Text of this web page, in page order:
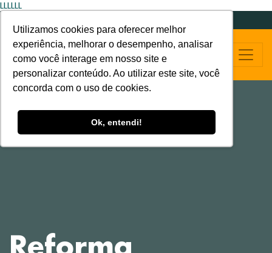
Utilizamos cookies para oferecer melhor
experiência, melhorar o desempenho, analisar
como você interage em nosso site e
personalizar conteúdo. Ao utilizar este site, você
concorda com o uso de cookies.
Ok, entendi!
LLLLLL